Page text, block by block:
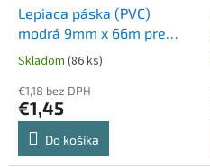
Lepiaca páska (PVC)
modrá 9mm x 66m pre
zatvárací strojček 67999 [1
Skladom (86 ks)
€1,18 bez DPH
€1,45
Do košíka